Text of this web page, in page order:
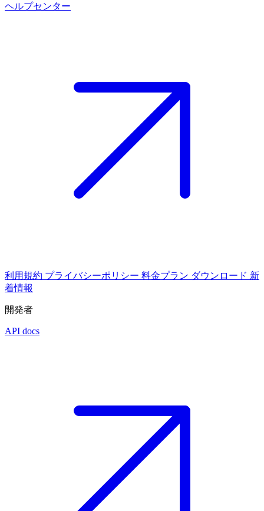
ヘルプセンター
利用規約 プライバシーポリシー 料金プラン ダウンロード 新
着情報
開発者
API docs